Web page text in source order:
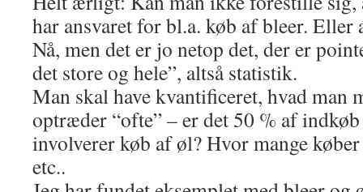
har ansvaret for bl.a. køb af bleer. Eller
Nå, men det er jo netop det, der er
det store og hele”, altså statistik.
Man skal have kvantificeret, hvad man
optræder “ofte” – er det 50 % af
involverer køb af øl? Hvor mange
etc..